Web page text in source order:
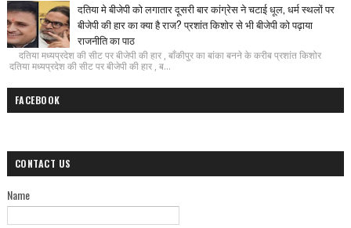
दतिया मे बीजेपी को लगातार दूसरी बार कांग्रेस ने चटाई धूल, धर्म स्थलों पर
बीजेपी की हार का क्या है राज? प्रशांत किशोर से भी बीजेपी को पढ़ाया
राजनीति का पाठ
दतिया मध्यप्रदेश की सीट पर बीजेपी की हार , बाँकीपुर का बांका बनने के करीब प्रशांत किशोर
दतिया मध्यप्रदेश की सीट पर बीजेपी की हार , ब...
FACEBOOK
CONTACT US
Name